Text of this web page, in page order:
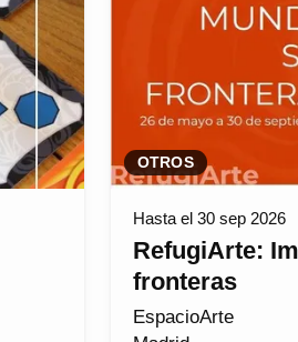
OTROS
Hasta el 30 sep 2026
RefugiArte:
fronteras
EspacioArte